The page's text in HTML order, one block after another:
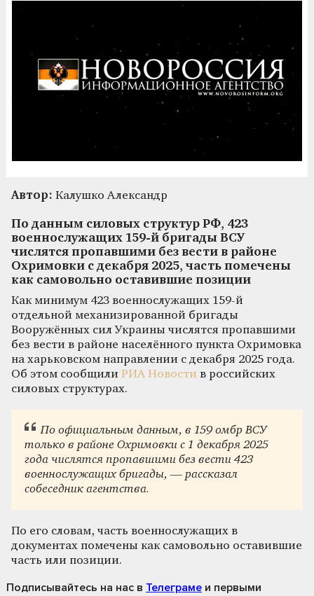
Автор: Калушко Александр
По данным силовых структур РФ, 423
военнослужащих 159-й бригады ВСУ
числятся пропавшими без вести в районе
Охримовки с декабря 2025, часть помечены
как самовольно оставившие позиции
Как минимум 423 военнослужащих 159-й
отдельной механизированной бригады
Вооружённых сил Украины числятся пропавшими
без вести в районе населённого пункта Охримовка
на харьковском направлении с декабря 2025 года.
Об этом сообщили РИА Новости в российских
силовых структурах.
По официальным данным, в 159 омбр ВСУ
только в районе Охримовки с 1 декабря 2025
года числятся пропавшими без вести 423
военнослужащих бригады, — рассказал
собеседник агентства.
По его словам, часть военнослужащих в
документах помечены как самовольно оставившие
часть или позиции.
Подписывайтесь на нас в Телеграме и первыми